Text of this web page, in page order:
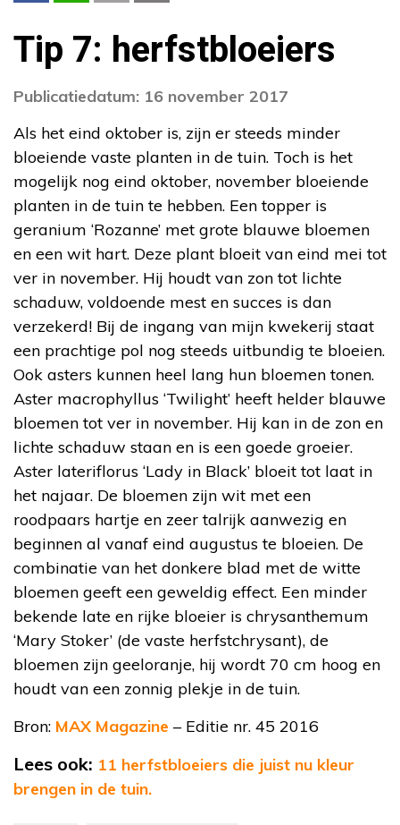
Tip 7: herfstbloeiers
Publicatiedatum: 16 november 2017
Als het eind oktober is, zijn er steeds minder
bloeiende vaste planten in de tuin. Toch is het
mogelijk nog eind oktober, november bloeiende
planten in de tuin te hebben. Een topper is
geranium ‘Rozanne’ met grote blauwe bloemen
en een wit hart. Deze plant bloeit van eind mei tot
ver in november. Hij houdt van zon tot lichte
schaduw, voldoende mest en succes is dan
verzekerd! Bij de ingang van mijn kwekerij staat
een prachtige pol nog steeds uitbundig te bloeien.
Ook asters kunnen heel lang hun bloemen tonen.
Aster macrophyllus ‘Twilight’ heeft helder blauwe
bloemen tot ver in november. Hij kan in de zon en
lichte schaduw staan en is een goede groeier.
Aster lateriflorus ‘Lady in Black’ bloeit tot laat in
het najaar. De bloemen zijn wit met een
roodpaars hartje en zeer talrijk aanwezig en
beginnen al vanaf eind augustus te bloeien. De
combinatie van het donkere blad met de witte
bloemen geeft een geweldig effect. Een minder
bekende late en rijke bloeier is chrysanthemum
‘Mary Stoker’ (de vaste herfstchrysant), de
bloemen zijn geeloranje, hij wordt 70 cm hoog en
houdt van een zonnig plekje in de tuin.
Bron: MAX Magazine – Editie nr. 45 2016
Lees ook: 11 herfstbloeiers die juist nu kleur
brengen in de tuin.